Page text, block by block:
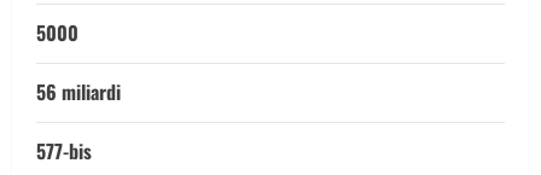
5000
56 miliardi
577-bis